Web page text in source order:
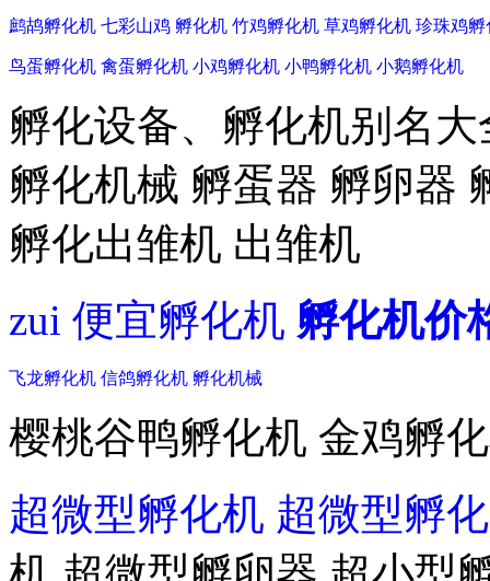
鹧鸪孵化机 七彩山鸡 孵化机 竹鸡孵化机 草鸡孵化机 珍珠鸡孵
鸟蛋孵化机 禽蛋孵化机 小鸡孵化机 小鸭孵化机 小鹅孵化机
孵化设备、孵化机别名
孵化机械 孵蛋器 孵卵器
孵化出雏机 出雏机
zui 便宜孵化机 孵化机价
飞龙孵化机 信鸽孵化机 孵化机械
樱桃谷鸭孵化机 金鸡孵
超微型孵化机 超微型孵